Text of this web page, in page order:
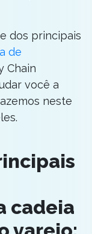
dos principais
de
Chain
você a
neste
cadeia